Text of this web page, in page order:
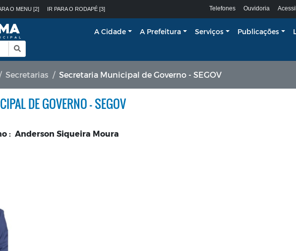
O MENU [2] IR PARA O RODAPÉ [3] Telefones Ouvidoria
A Cidade A Prefeitura Serviços Publicações
Secretarias Secretaria Municipal de Governo - SEGOV
DE GOVERNO - SEGOV
: Anderson Siqueira Moura